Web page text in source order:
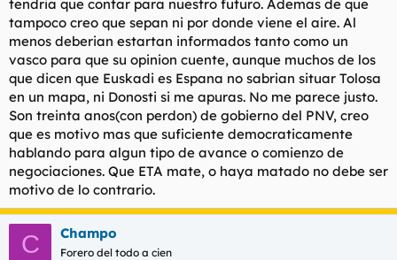
tendria que contar para nuestro futuro. Ademas de que
tampoco creo que sepan ni por donde viene el aire. Al
menos deberian estartan informados tanto como un
vasco para que su opinion cuente, aunque muchos de los
que dicen que Euskadi es Espana no sabrian situar Tolosa
en un mapa, ni Donosti si me apuras. No me parece justo.
Son treinta anos(con perdon) de gobierno del PNV, creo
que es motivo mas que suficiente democraticamente
hablando para algun tipo de avance o comienzo de
negociaciones. Que ETA mate, o haya matado no debe ser
motivo de lo contrario.
C Champo
Forero del todo a cien